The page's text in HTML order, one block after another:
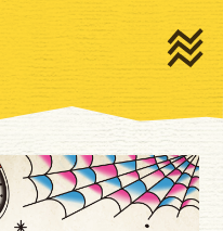
NEWS
MEDIA
MOVIE
GOODS